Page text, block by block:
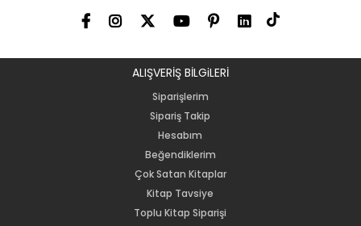
ALIŞVERİŞ BİLGiLERİ
Siparişlerim
Sipariş Takip
Hesabım
Beğendiklerim
Çok Satan Kitaplar
Kitap Tavsiye
Toplu Kitap Siparişi